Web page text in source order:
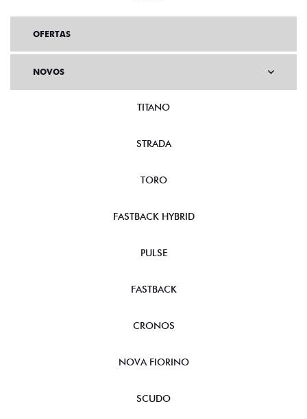
OFERTAS
NOVOS
TITANO
STRADA
TORO
FASTBACK HYBRID
PULSE
FASTBACK
CRONOS
NOVA FIORINO
SCUDO